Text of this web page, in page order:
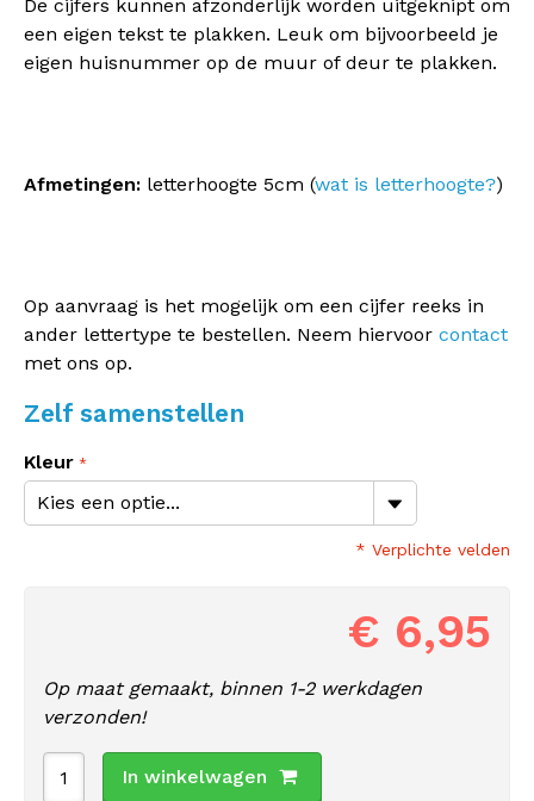
De cijfers kunnen afzonderlijk worden uitgeknipt om
een eigen tekst te plakken. Leuk om bijvoorbeeld je
eigen huisnummer op de muur of deur te plakken.
Afmetingen: letterhoogte 5cm (wat is letterhoogte?)
Op aanvraag is het mogelijk om een cijfer reeks in
ander lettertype te bestellen. Neem hiervoor contact
met ons op.
Zelf samenstellen
Kleur
* Verplichte velden
€ 6,95
Op maat gemaakt, binnen 1-2 werkdagen
verzonden!
In winkelwagen